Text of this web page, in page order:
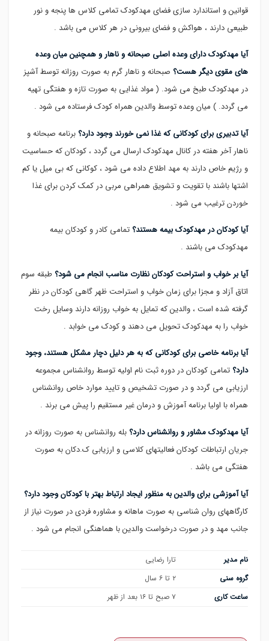
قوانین و استاندارد سازی فضای مهدکودک تمامی کلاس ها پنجه و نور
طبیعی دارند ، هواکش و فضای بیرونی در هر کلاس می باشد .
آیا مهدکودک دارای وعده اصلی صبحانه و ناهار و همچنین میان وعده
های مقوی دیگر هست؟ صبحانه و ناهار گرم به صورت روزانه توسط آشپز
در مهدکودک طبخ می شود. ( مواد غذایی به صورت تازه و هفتگی تهیه
می گردد. ) میان وعده توسط والدین همراه کودک فرستاده می شود .
آیا تدبیری برای کودکانی که غذا نمی خورند وجود دارد؟ برنامه صبحانه و
ناهار آخر هفته در کانال مهدکودک ارسال می گردد ، کودکان که حساسیت
و رژیم خاص دارند به مهد اطلاع داده می شود ، کوکانی که بی میل یا کم
اشتها باشند با تقویت و تشویق همراهی مربی در کمک کردن برای غذا
خوردن ترغیب می شود .
آیا کودکان در مهدکودک بیمه هستند؟ تمامی کادر و کودکان بیمه
مهدکودک می باشند .
آیا بر خواب و استراحت کودکان نظارت مناسب انجام می شود؟ طبقه سوم
اتاق آزاد و مجزا برای زمان خواب و استراحت ظهر گاهی کودکان در نظر
گرفته شده است ، والدین که تمایل به خواب روزانه دارند وسایل رخت
خواب را به مهدکودک تحویل می دهند و کودک می خوابد .
آیا برنامه خاصی برای کودکانی که به هر دلیل دچار مشکل هستند، وجود
دارد؟ تمامی کودکان در دوره ثبت نام اولیه توسط روانشناس مجموعه
ارزیابی می گردد و در صورت تشخیص و تایید موارد خاص روانشناس
همراه با اولیا برنامه آموزش و درمان غیر مستقیم را پیش می برند .
آیا مهدکودک مشاور و روانشناس دارد؟ بله روانشناس به صورت روزانه در
جریان ارتباطات کودکان فعالیتهای کلاسی و ارزیابی ک.دکان به صورت
هفتگی می باشد .
آیا آموزشی برای والدین به منظور ایجاد ارتباط بهتر با کودکان وجود دارد؟
کارگاههای روان شناسی به صورت ماهانه و مشاوره فردی در صورت نیاز از
جانب مهد و در صورت درخواست والدین با هماهنگی انجام می شود .
نام مدیر
تارا رضایی
گروه سنی
۲ تا ۶ سال
ساعت کاری
۷ صبح تا ۱۶ بعد از ظهر